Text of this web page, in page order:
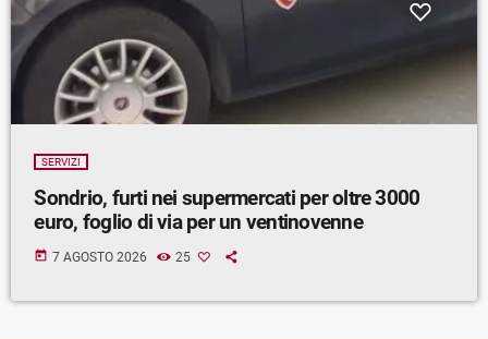
SERVIZI
Sondrio, furti nei supermercati per oltre 3000
euro, foglio di via per un ventinovenne
today 7 AGOSTO 2026 25